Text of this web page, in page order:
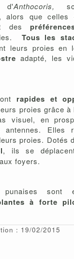
d'Anthocoris,
alors que celles
des
Tous les
leurs proies en
adapté, les
rapides et
proies grâce
visuel, en
Elles
proies. Dotés
, ils se
foyers.
punaises sont
à forte
: 19/02/2015